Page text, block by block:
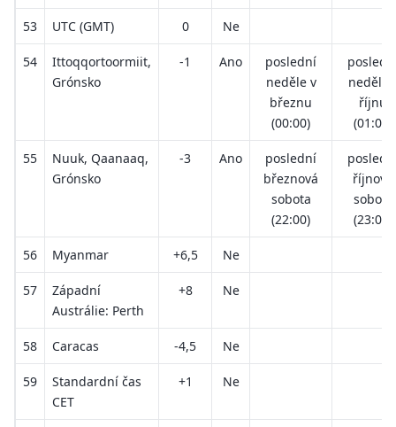
53 UTC (GMT) 0 Ne
54
Ittoqqortoormiit,
Grónsko
-1 Ano
poslední
neděle v
březnu
(00:00)
neděle
říjnu
(01:00)
55
Nuuk, Qaanaaq,
Grónsko
-3 Ano
poslední
březnová
sobota
(22:00)
říjnová
sobota
(23:00)
56 Myanmar +6,5 Ne
57
Západní
Austrálie: Perth
+8 Ne
58 Caracas -4,5 Ne
59
Standardní čas
CET
+1 Ne